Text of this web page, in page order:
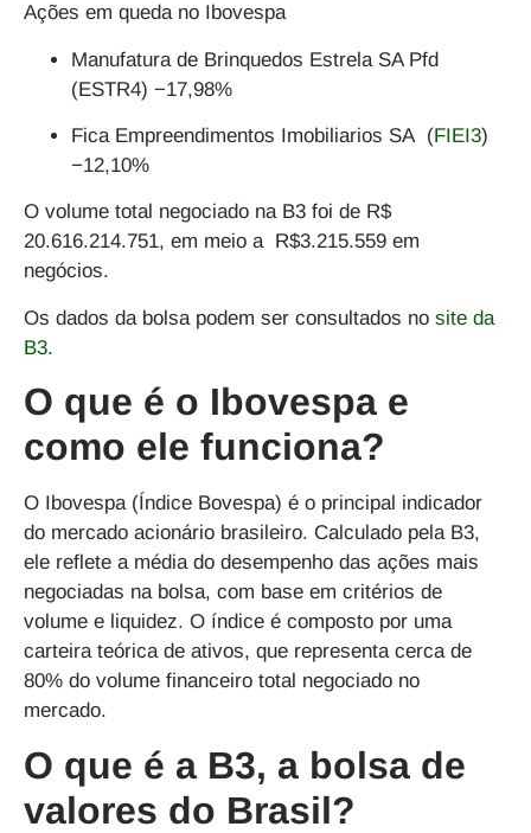
Ações em queda no Ibovespa
Manufatura de Brinquedos Estrela SA Pfd
(ESTR4) −17,98%
Fica Empreendimentos Imobiliarios SA (FIEI3)
−12,10%
O volume total negociado na B3 foi de R$
20.616.214.751, em meio a R$3.215.559 em
negócios.
Os dados da bolsa podem ser consultados no site da
B3.
O que é o Ibovespa e
como ele funciona?
O Ibovespa (Índice Bovespa) é o principal indicador
do mercado acionário brasileiro. Calculado pela B3,
ele reflete a média do desempenho das ações mais
negociadas na bolsa, com base em critérios de
volume e liquidez. O índice é composto por uma
carteira teórica de ativos, que representa cerca de
80% do volume financeiro total negociado no
mercado.
O que é a B3, a bolsa de
valores do Brasil?